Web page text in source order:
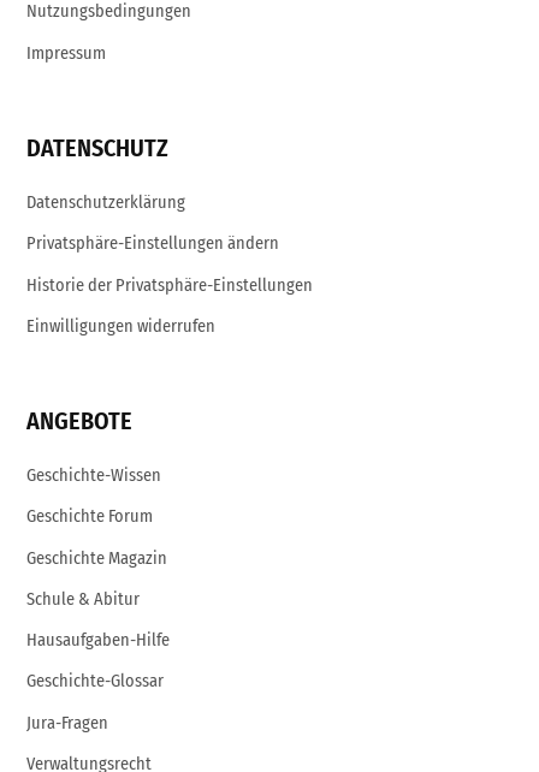
Nutzungsbedingungen
Impressum
DATENSCHUTZ
Datenschutzerklärung
Privatsphäre-Einstellungen ändern
Historie der Privatsphäre-Einstellungen
Einwilligungen widerrufen
ANGEBOTE
Geschichte-Wissen
Geschichte Forum
Geschichte Magazin
Schule & Abitur
Hausaufgaben-Hilfe
Geschichte-Glossar
Jura-Fragen
Verwaltungsrecht